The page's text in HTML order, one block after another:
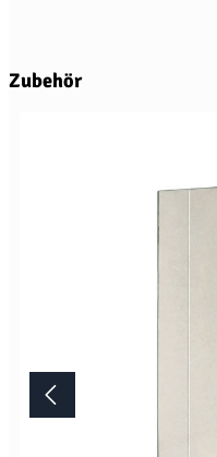
Produktgalerie überspringen
Zubehör